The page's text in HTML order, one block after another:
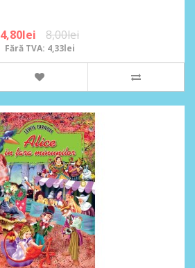
4,80lei 8,00lei
Fără TVA: 4,33lei